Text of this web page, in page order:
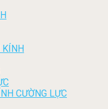
KÍNH
CƯỜNG LỰC